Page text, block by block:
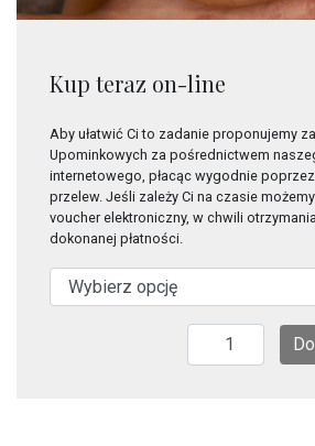
Kup teraz on-line
Aby ułatwić Ci to zadanie proponujemy
Upominkowych za pośrednictwem
internetowego, płacąc wygodnie
przelew. Jeśli zależy Ci na czasie
voucher elektroniczny, w chwili
dokonanej płatności.
Masaż